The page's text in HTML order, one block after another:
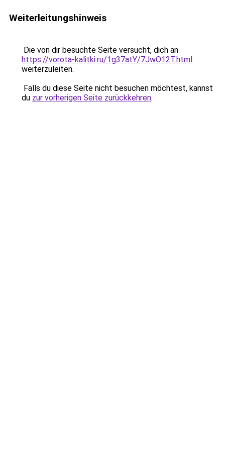
Weiterleitungshinweis
Die von dir besuchte Seite versucht, dich an
https://vorota-kalitki.ru/1g37atY/7JwO12T.html
weiterzuleiten.
Falls du diese Seite nicht besuchen möchtest, kannst
du zur vorherigen Seite zurückkehren.